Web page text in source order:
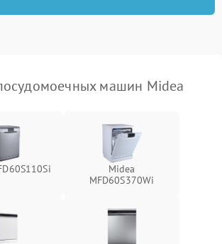
машин Midea
Midea
MFD60S370Wi